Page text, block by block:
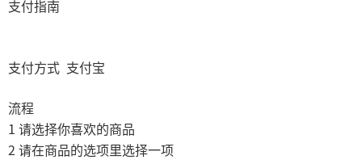
支付指南
支付方式 支付宝
流程
1 请选择你喜欢的商品
2 请在商品的选项里选择一项